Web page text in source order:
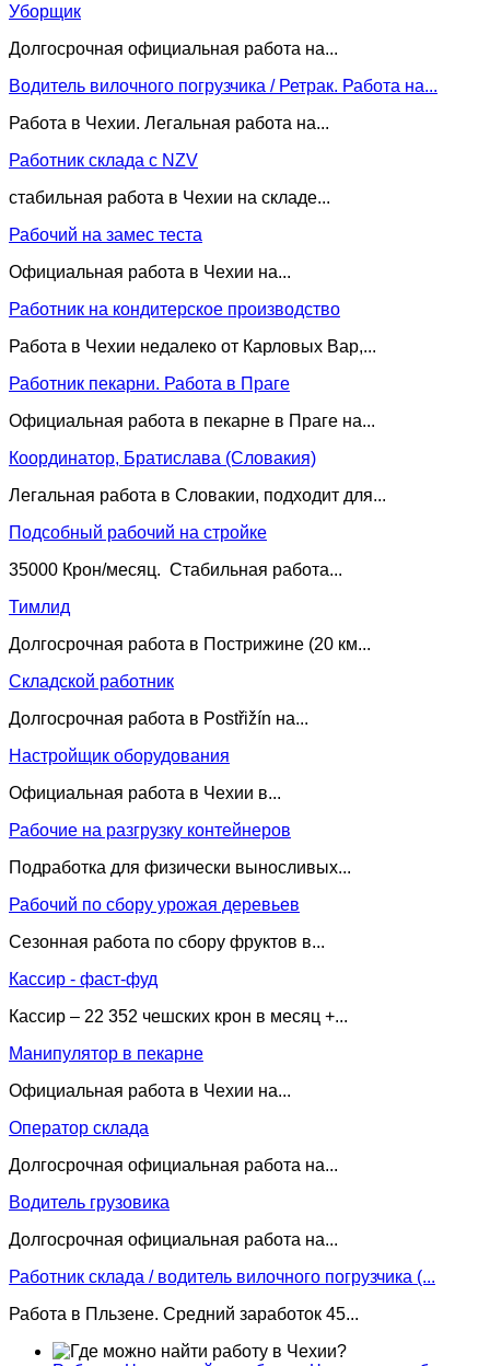
Уборщик
Долгосрочная официальная работа на...
Водитель вилочного погрузчика / Ретрак. Работа на...
Работа в Чехии. Легальная работа на...
Работник склада с NZV
стабильная работа в Чехии на складе...
Рабочий на замес теста
Официальная работа в Чехии на...
Работник на кондитерское производство
Работа в Чехии недалеко от Карловых Вар,...
Работник пекарни. Работа в Праге
Официальная работа в пекарне в Праге на...
Координатор, Братислава (Словакия)
Легальная работа в Словакии, подходит для...
Подсобный рабочий на стройке
35000 Крон/месяц. Стабильная работа...
Тимлид
Долгосрочная работа в Пострижине (20 км...
Складской работник
Долгосрочная работа в Postřižín на...
Настройщик оборудования
Официальная работа в Чехии в...
Рабочие на разгрузку контейнеров
Подработка для физически выносливых...
Рабочий по сбору урожая деревьев
Сезонная работа по сбору фруктов в...
Кассир - фаст-фуд
Кассир – 22 352 чешских крон в месяц +...
Манипулятор в пекарне
Официальная работа в Чехии на...
Оператор склада
Долгосрочная официальная работа на...
Водитель грузовика
Долгосрочная официальная работа на...
Работник склада / водитель вилочного погрузчика (...
Работа в Пльзене. Средний заработок 45...